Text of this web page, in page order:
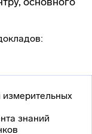
знаний